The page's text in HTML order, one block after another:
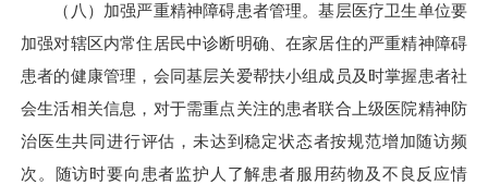
（八）加强严重精神障碍患者管理。基层医疗卫生单位要
加强对辖区内常住居民中诊断明确、在家居住的严重精神障碍
患者的健康管理，会同基层关爱帮扶小组成员及时掌握患者社
会生活相关信息，对于需重点关注的患者联合上级医院精神防
治医生共同进行评估，未达到稳定状态者按规范增加随访频
次。随访时要向患者监护人了解患者服用药物及不良反应情